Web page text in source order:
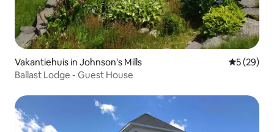
Vakantiehuis in Johnson's Mills
5 (29)
Ballast Lodge - Guest House